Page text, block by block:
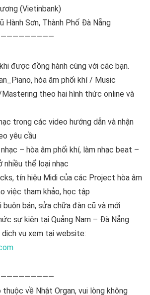
(Vietinbank)
Hành Sơn, Thành Phố Đà Nẵng
được đồng hành cùng với các bạn.
hòa âm phối khí / Music
theo hai hình thức online và
trong các video hướng dẫn và nhận
yêu cầu
– hòa âm phối khí, làm nhạc beat –
thể loại nhạc
tín hiệu Midi của các Project hòa âm
việc tham khảo, học tập
bán, sửa chữa đàn cũ và mới
sự kiện tại Quảng Nam – Đà Nẵng
vụ xem tại website:
về Nhật Organ, vui lòng không